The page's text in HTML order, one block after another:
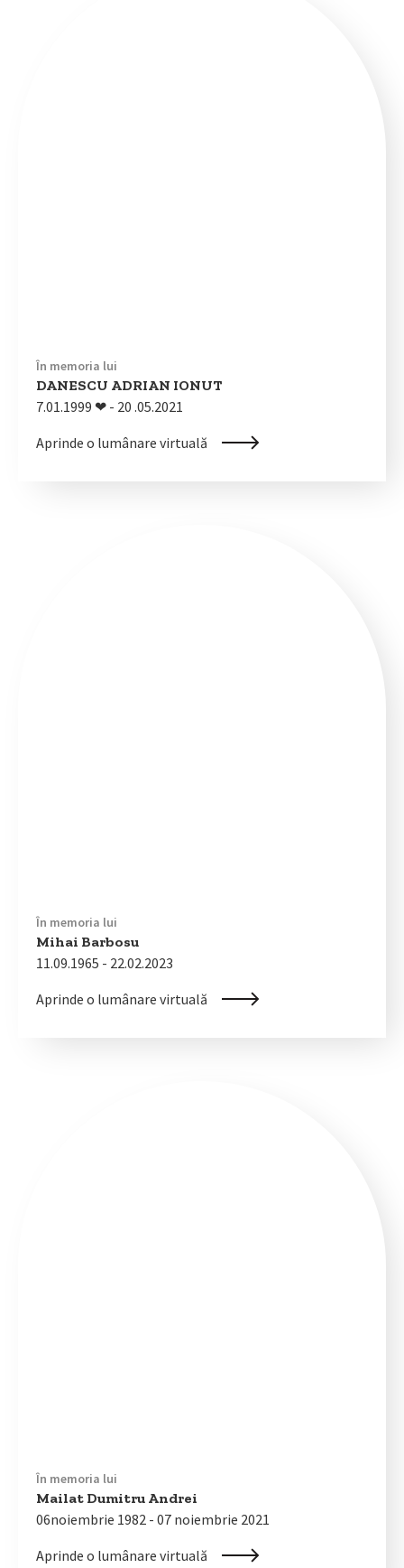
În memoria lui
DANESCU ADRIAN IONUT
7.01.1999 ❤ - 20 .05.2021
Aprinde o lumânare virtuală
În memoria lui
Mihai Barbosu
11.09.1965 - 22.02.2023
Aprinde o lumânare virtuală
În memoria lui
Mailat Dumitru Andrei
06noiembrie 1982 - 07 noiembrie 2021
Aprinde o lumânare virtuală